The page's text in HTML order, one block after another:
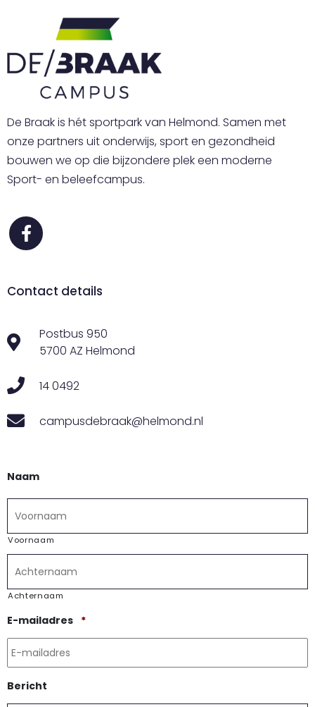
De Braak is hét sportpark van Helmond. Samen met
onze partners uit onderwijs, sport en gezondheid
bouwen we op die bijzondere plek een moderne
Sport- en beleefcampus.
Contact details
Postbus 950
5700 AZ Helmond
14 0492
campusdebraak@helmond.nl
Naam
Voornaam
Achternaam
E-mailadres *Vereist
Bericht